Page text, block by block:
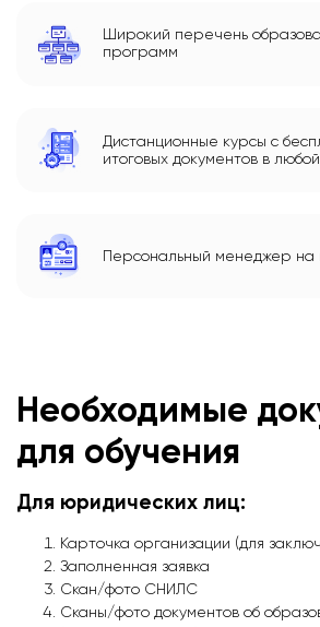
Широкий перечень
программ
Дистанционные курсы с
итоговых документов в
Персональный менеджер на
Необходимые
для обучения
Для юридических лиц:
Карточка организации (для
Заполненная заявка
Скан/фото СНИЛС
Сканы/фото документов об